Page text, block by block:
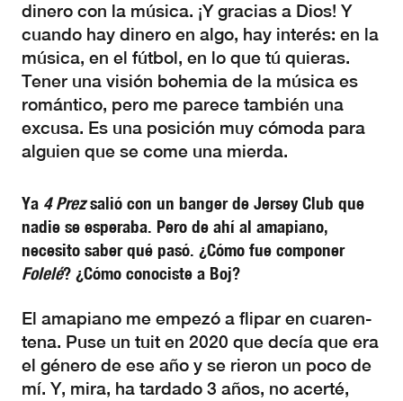
dinero con la música. ¡Y gracias a Dios! Y
cuando hay dinero en algo, hay interés: en la
música, en el fútbol, en lo que tú quieras.
Tener una visión bohemia de la música es
romántico, pero me parece también una
excusa. Es una posición muy cómoda para
alguien que se come una mierda.
Ya 4 Prezsalió con un banger de Jersey Club que
nadie se esperaba. Pero de ahí al amapiano,
necesito saber qué pasó. ¿Cómo fue componer
Folelé? ¿Cómo conociste a Boj?
El amapiano me empezó a flipar en cuaren-
tena. Puse un tuit en 2020 que decía que era
el género de ese año y se rieron un poco de
mí. Y, mira, ha tardado 3 años, no acerté,